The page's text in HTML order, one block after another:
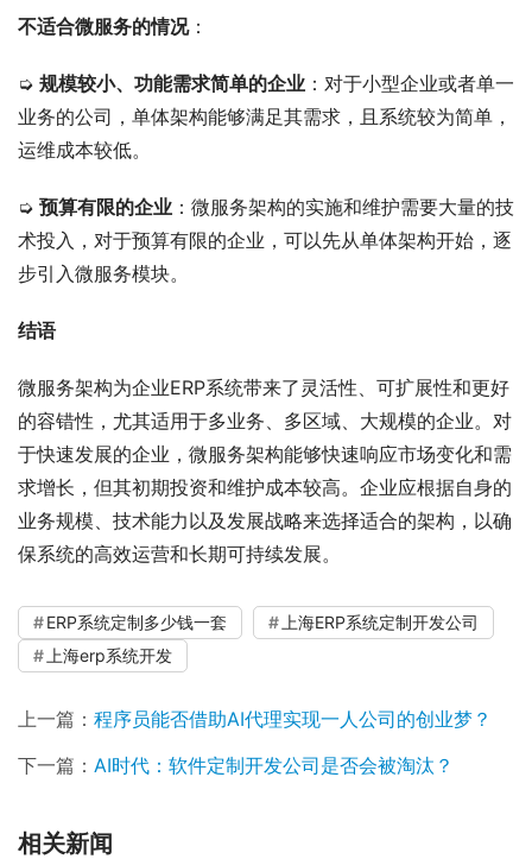
不适合微服务的情况：
➭ 规模较小、功能需求简单的企业 ：对于小型企业或者单一
业务的公司，单体架构能够满足其需求，且系统较为简单，
运维成本较低。
➭ 预算有限的企业 ：微服务架构的实施和维护需要大量的技
术投入，对于预算有限的企业，可以先从单体架构开始，逐
步引入微服务模块。
结语
微服务架构为企业ERP系统带来了灵活性、可扩展性和更好
的容错性，尤其适用于多业务、多区域、大规模的企业。对
于快速发展的企业，微服务架构能够快速响应市场变化和需
求增长，但其初期投资和维护成本较高。企业应根据自身的
业务规模、技术能力以及发展战略来选择适合的架构，以确
保系统的高效运营和长期可持续发展。
ERP系统定制多少钱一套
上海ERP系统定制开发公司
上海erp系统开发
上一篇： 程序员能否借助AI代理实现一人公司的创业梦？
下一篇： AI时代：软件定制开发公司是否会被淘汰？
相关新闻